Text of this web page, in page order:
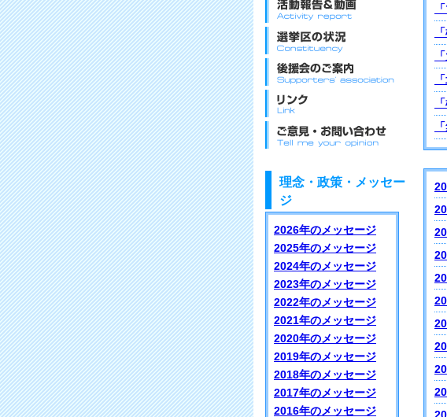
理念・政策・メッセー
ジ
2026年のメッセージ
2025年のメッセージ
2024年のメッセージ
2023年のメッセージ
2022年のメッセージ
2021年のメッセージ
2020年のメッセージ
2019年のメッセージ
2018年のメッセージ
2017年のメッセージ
2016年のメッセージ